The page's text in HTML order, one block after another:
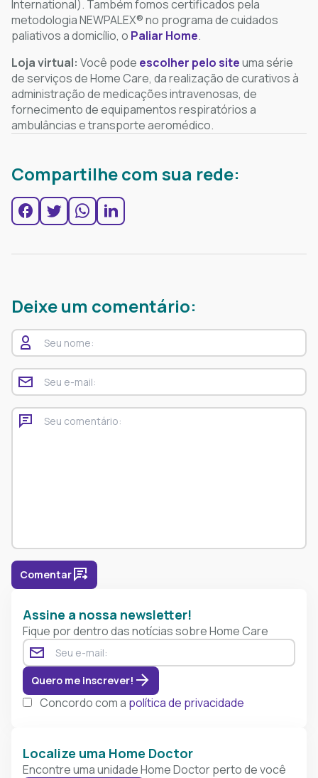
International). Também fomos certificados pela
metodologia NEWPALEX®️ no programa de cuidados
paliativos a domicílio, o Paliar Home.
Loja virtual: Você pode escolher pelo siteuma série
de serviços de Home Care, da realização de curativos à
administração de medicações intravenosas, de
fornecimento de equipamentos respiratórios a
ambulâncias e transporte aeromédico.
Compartilhe com sua rede:
Deixe um comentário:
Comentar
Assine a nossa newsletter!
Fique por dentro das notícias sobre Home Care
Quero me inscrever!
Concordo com a política de privacidade
Localize uma Home Doctor
Encontre uma unidade Home Doctor perto de você